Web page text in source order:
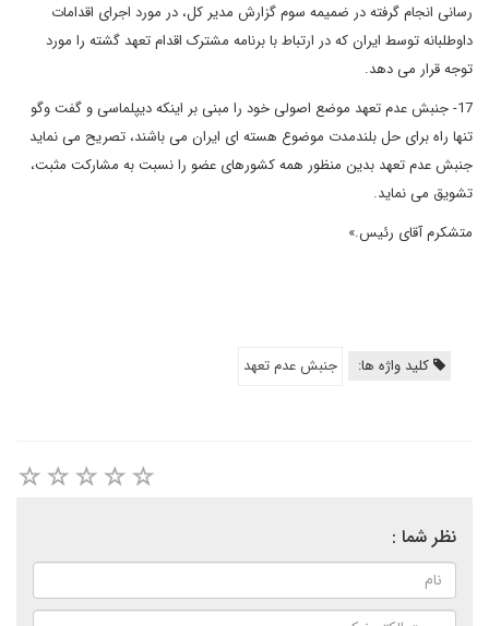
رسانی انجام گرفته در ضمیمه سوم گزارش مدیر کل، در مورد اجرای اقدامات
داوطلبانه توسط ایران که در ارتباط با برنامه مشترک اقدام تعهد گشته را مورد
توجه قرار می دهد.
17- جنبش عدم تعهد موضع اصولی خود را مبنی بر اینکه دیپلماسی و گفت وگو
تنها راه برای حل بلندمدت موضوع هسته ای ایران می باشند، تصریح می نماید
جنبش عدم تعهد بدین منظور همه کشورهای عضو را نسبت به مشارکت مثبت،
تشویق می نماید.
متشکرم آقای رئیس.»
کلید واژه ها: جنبش عدم تعهد
نظر شما :